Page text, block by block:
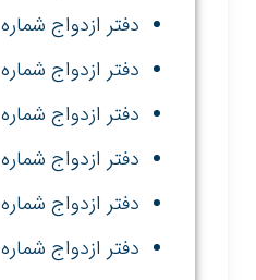
دفتر ازدواج شماره 32 (خیابان نائبی)
دفتر ازدواج شماره 200 (چهارراه پیر عبدالملک)
دفتر ازدواج شماره 23 (میدان قیام)
دفتر ازدواج شماره 37 (میدان بعثت)
دفتر ازدواج شماره 62 (بزرگراه شهدا)
دفتر ازدواج شماره 7 (دروازه مشگین شهر)